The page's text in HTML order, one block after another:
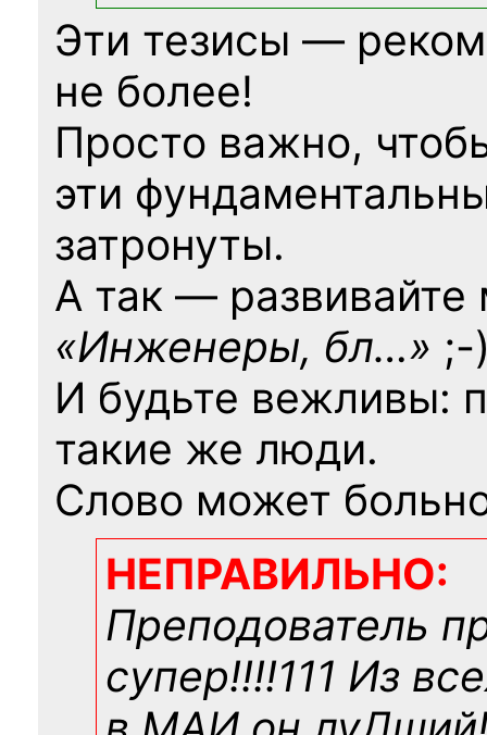
Эти тезисы —
не более!
Просто важно,
эти
затронуты.
А так — развивайте
«Инженеры, бл…» ;-
И будьте вежливы:
такие же люди.
Слово может
НЕПРАВИЛЬНО:
Преподователь
супер!!!!111 Из